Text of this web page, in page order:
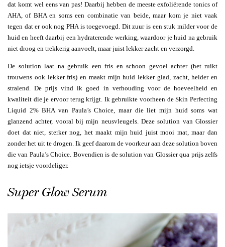
dat komt wel eens van pas! Daarbij hebben de meeste exfoliërende tonics of
AHA, of BHA en soms een combinatie van beide, maar kom je niet vaak
tegen dat er ook nog PHA is toegevoegd. Dit zuur is een stuk milder voor de
huid en heeft daarbij een hydraterende werking, waardoor je huid na gebruik
niet droog en trekkerig aanvoelt, maar juist lekker zacht en verzorgd.
De solution laat na gebruik een fris en schoon gevoel achter (het ruikt
trouwens ook lekker fris) en maakt mijn huid lekker glad, zacht, helder en
stralend. De prijs vind ik goed in verhouding voor de hoeveelheid en
kwaliteit die je ervoor terug krijgt. Ik gebruikte voorheen de Skin Perfecting
Liquid 2% BHA van Paula’s Choice, maar die liet mijn huid soms wat
glanzend achter, vooral bij mijn neusvleugels. Deze solution van Glossier
doet dat niet, sterker nog, het maakt mijn huid juist mooi mat, maar dan
zonder het uit te drogen. Ik geef daarom de voorkeur aan deze solution boven
die van Paula’s Choice. Bovendien is de solution van Glossier qua prijs zelfs
nog ietsje voordeliger.
Super Glow Serum